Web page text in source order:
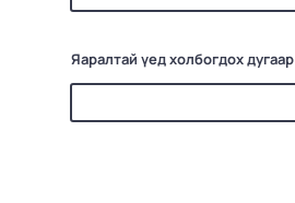
Яаралтай үед холбогдох дугаар